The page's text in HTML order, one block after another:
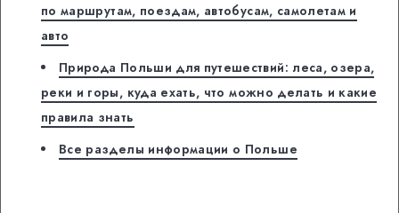
по маршрутам, поездам, автобусам, самолетам и
авто
Природа Польши для путешествий: леса, озера,
реки и горы, куда ехать, что можно делать и какие
правила знать
Все разделы информации о Польше